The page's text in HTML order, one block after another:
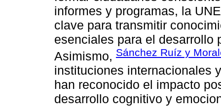
informes y programas, la
clave para transmitir
esenciales para el desarrollo
Asimismo, Sánchez Ruíz y
instituciones internacionales
han reconocido el impacto
desarrollo cognitivo y